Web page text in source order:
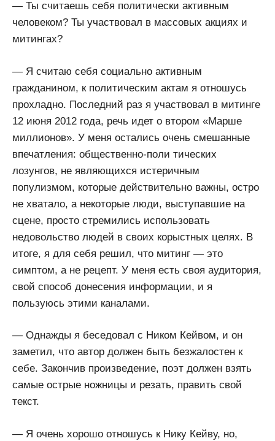
— Ты считаешь себя политически активным
человеком? Ты участвовал в массовых акциях и
митингах?
— Я считаю себя социально активным
гражданином, к политическим актам я отношусь
прохладно. Последний раз я участвовал в митинге
12 июня 2012 года, речь идет о втором «Марше
миллионов». У меня остались очень смешанные
впечатления: общественно-поли тических
лозунгов, не являющихся истеричным
популизмом, которые действительно важны, остро
не хватало, а некоторые люди, выступавшие на
сцене, просто стремились использовать
недовольство людей в своих корыстных целях. В
итоге, я для себя решил, что митинг — это
симптом, а не рецепт. У меня есть своя аудитория,
свой способ донесения информации, и я
пользуюсь этими каналами.
— Однажды я беседовал с Ником Кейвом, и он
заметил, что автор должен быть безжалостен к
себе. Закончив произведение, поэт должен взять
самые острые ножницы и резать, править свой
текст.
— Я очень хорошо отношусь к Нику Кейву, но,